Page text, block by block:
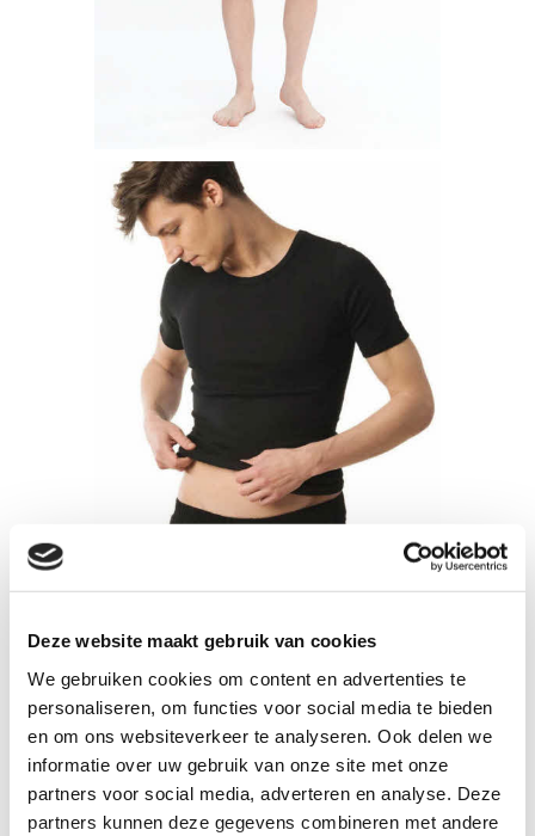
Deze website maakt gebruik van cookies
We gebruiken cookies om content en advertenties te
personaliseren, om functies voor social media te bieden
en om ons websiteverkeer te analyseren. Ook delen we
informatie over uw gebruik van onze site met onze
partners voor social media, adverteren en analyse. Deze
partners kunnen deze gegevens combineren met andere